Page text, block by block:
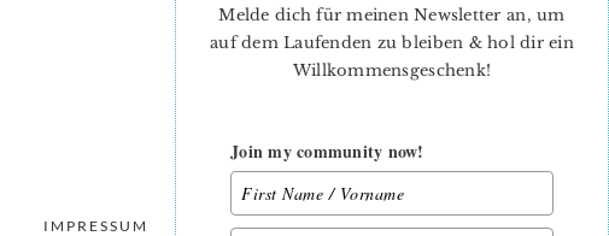
IMPRESSUM DATENSCHUTZ
Melde dich für meinen Newsletter an, um
auf dem Laufenden zu bleiben & hol dir ein
Willkommensgeschenk!
Join my community now!